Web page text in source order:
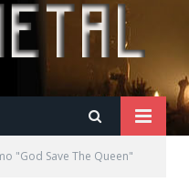
"God Save The Queen"